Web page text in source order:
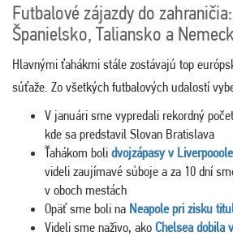
Futbalové zájazdy do
Španielsko, Taliansko a
Hlavnými ťahákmi stále zostávajú top
súťaže. Zo všetkých futbalových udalostí
V januári sme vypredali rekordný počet
kde sa predstavil Slovan Bratislava
Ťahákom boli dvojzápasy v
videli zaujímavé súboje a za 10 dní
v oboch mestách
Opäť sme boli na Neapole pri zisku
Videli sme naživo, ako Chelsea dobila